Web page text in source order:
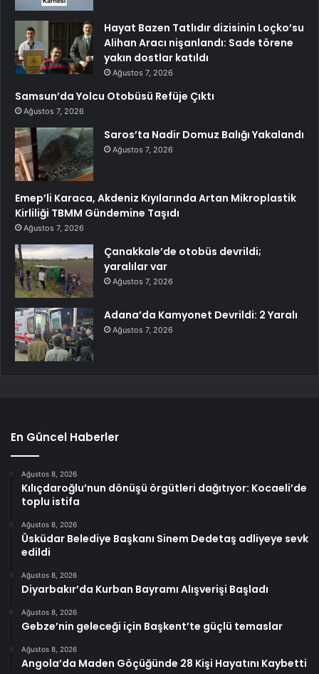
Hayat Bazen Tatlıdır dizisinin Loçko’su
Alihan Aracı nişanlandı: Sade törene
yakın dostlar katıldı
Ağustos 7, 2026
Samsun’da Yolcu Otobüsü Refüje Çıktı
Ağustos 7, 2026
Saros’ta Nadir Domuz Balığı Yakalandı
Ağustos 7, 2026
Emep’li Karaca, Akdeniz Kıyılarında Artan Mikroplastik
Kirliliği TBMM Gündemine Taşıdı
Ağustos 7, 2026
Çanakkale’de otobüs devrildi;
yaralılar var
Ağustos 7, 2026
Adana’da Kamyonet Devrildi: 2 Yaralı
Ağustos 7, 2026
En Güncel Haberler
Ağustos 8, 2026
Kılıçdaroğlu’nun dönüşü örgütleri dağıtıyor: Kocaeli’de
toplu istifa
Ağustos 8, 2026
Üsküdar Belediye Başkanı Sinem Dedetaş adliyeye sevk
edildi
Ağustos 8, 2026
Diyarbakır’da Kurban Bayramı Alışverişi Başladı
Ağustos 8, 2026
Gebze’nin geleceği için Başkent’te güçlü temaslar
Ağustos 8, 2026
Angola’da Maden Göçüğünde 28 Kişi Hayatını Kaybetti